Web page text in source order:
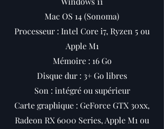
Mac OS 14 (Sonoma)
Processeur : Intel Core i7, Ryzen 5 ou
Apple M1
Mémoire : 16 Go
Disque dur : 3+ Go libres
Son : intégré ou supérieur
Carte graphique : GeForce GTX 30xx,
Radeon RX 6000 Series, Apple M1 ou